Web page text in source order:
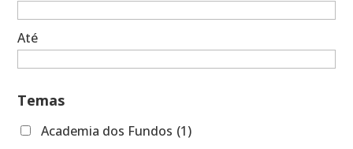
Até
Temas
Academia dos Fundos (1)